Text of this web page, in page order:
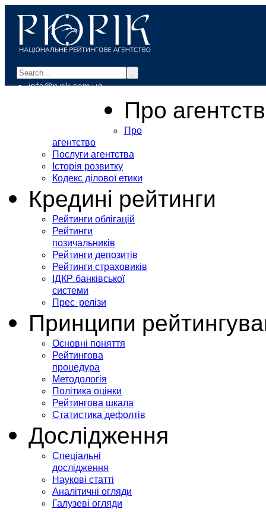
.
info@rurik.com.ua
Про
Про
агентство
Послуги агентства
Історія розвитку
Кодекс ділової етики
Кредині рейтинги
Рейтинги облігацій
Рейтинги
позичальників
Рейтинги депозитів
Рейтинги страховиків
ІДКР банківської
системи
Прес-релізи
Принципи
Основні поняття
Рейтингова
процедура
Методологія
Політика оцінки
Рейтингова шкала
Статистика дефолтів
Дослідження
Спеціальні
дослідження
Наукові статті
Аналітичні огляди
Галузеві огляди